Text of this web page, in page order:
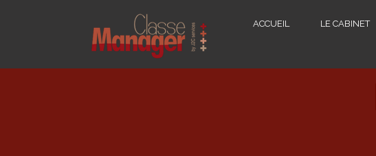
ACCUEIL LE CABINET